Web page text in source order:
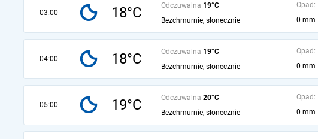
03:00 18°C Odczuwalna 19°C
Bezchmurnie, słonecznie
Opad:
0 mm
04:00 18°C Odczuwalna 19°C
Bezchmurnie, słonecznie
Opad:
0 mm
05:00 19°C Odczuwalna 20°C
Bezchmurnie, słonecznie
Opad:
0 mm